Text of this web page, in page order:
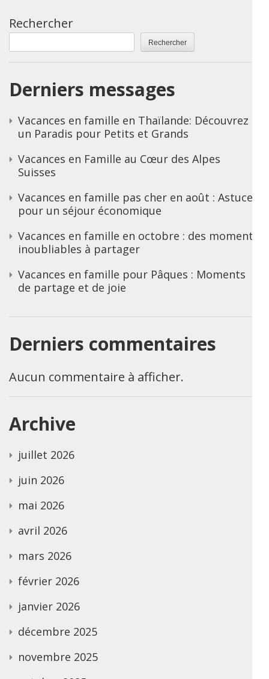
Rechercher
Rechercher
Derniers messages
Vacances en famille en Thaïlande: Découvrez
un Paradis pour Petits et Grands
Vacances en Famille au Cœur des Alpes
Suisses
Vacances en famille pas cher en août : Astuces
pour un séjour économique
Vacances en famille en octobre : des moments
inoubliables à partager
Vacances en famille pour Pâques : Moments
de partage et de joie
Derniers commentaires
Aucun commentaire à afficher.
Archive
juillet 2026
juin 2026
mai 2026
avril 2026
mars 2026
février 2026
janvier 2026
décembre 2025
novembre 2025